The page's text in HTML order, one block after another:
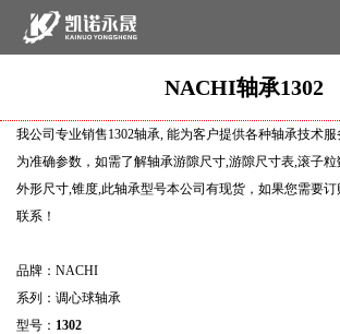
NACHI轴承1302
我公司专业销售1302轴承, 能为客户提供各种轴承技术
为准确参数，如需了解轴承游隙尺寸,游隙尺寸表,滚子粒
外形尺寸,锥度,此轴承型号本公司有现货，如果您需要
联系！
品牌：NACHI
系列：调心球轴承
型号： 1302